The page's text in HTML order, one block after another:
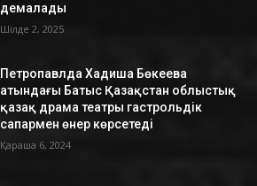
демалады
Шілде 2, 2025
Петропавлда Хадиша Бөкеева
атындағы Батыс Қазақстан облыстық
қазақ драма театры гастрольдік
сапармен өнер көрсетеді
Қараша 6, 2024